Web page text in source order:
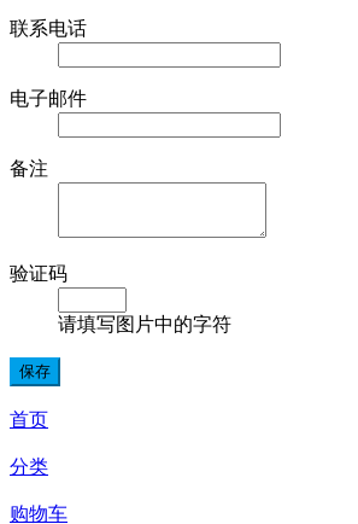
联系电话
电子邮件
备注
验证码
请填写图片中的字符
首页
分类
购物车